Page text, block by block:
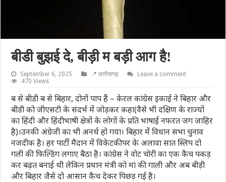
बीडी बुझई दे, बीड़ी म बड़ी आग है!
September 6, 2025 📍 छत्तीसगढ़
Leave a comment
470 Views
ब से बीडी ब से बिहार, दोनों पाप हैं – केरल कांग्रेस इकाई ने बिहार और
बीडी को जीएसटी के संदर्भ में जोड़कर कहा(वैसे भी दक्षिण के राज्यों
का हिंदी और हिंदीभाषी क्षेत्रों के लोगों के प्रति भाषाई नफरत जग जाहिर
है)।उनकी अंग्रेजी का भी अनर्थ हो गया। बिहार में विधान सभा चुनाव
नजदीक है। हर पार्टी मैदान में विकेटकीपर के अलावा सात स्लिप दो
गली की फिल्डिंग लगाए बैठा है। कांग्रेस ने वोट चोरी का एक कैच पकड़
कर बढ़त बनाई थी लेकिन प्रधान मंत्री को मां की गाली और अब बीड़ी
और बिहार जैसे दो आसान कैच देकर पिछड़ गई है।